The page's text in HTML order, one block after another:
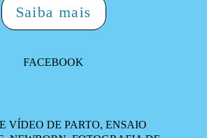
Saiba mais
FACEBOOK
VÍDEO DE PARTO, ENSAIO